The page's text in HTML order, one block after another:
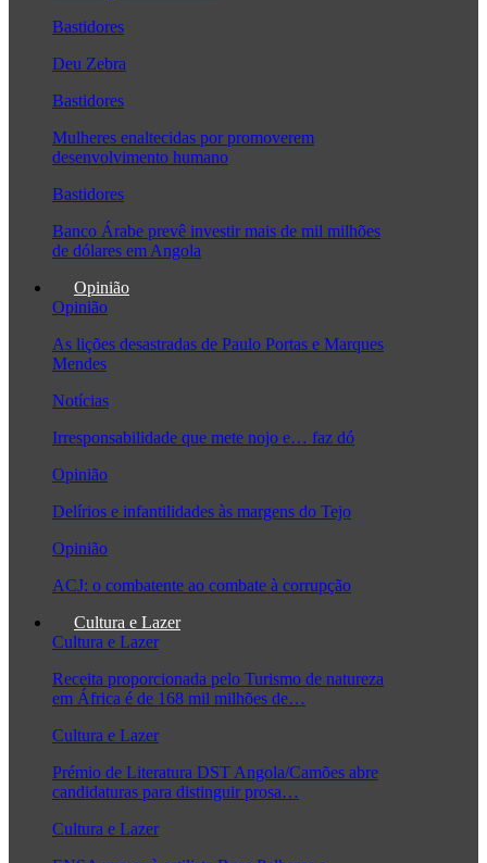
Bastidores
Deu Zebra
Bastidores
Mulheres enaltecidas por promoverem
desenvolvimento humano
Bastidores
Banco Árabe prevê investir mais de mil milhões
de dólares em Angola
Opinião
Opinião
As lições desastradas de Paulo Portas e Marques
Mendes
Notícias
Irresponsabilidade que mete nojo e… faz dó
Opinião
Delírios e infantilidades às margens do Tejo
Opinião
ACJ: o combatente ao combate à corrupção
Cultura e Lazer
Cultura e Lazer
Receita proporcionada pelo Turismo de natureza
em África é de 168 mil milhões de…
Cultura e Lazer
Prémio de Literatura DST Angola/Camões abre
candidaturas para distinguir prosa…
Cultura e Lazer